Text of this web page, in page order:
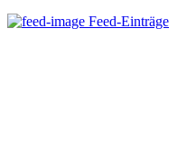
Feed-Einträge